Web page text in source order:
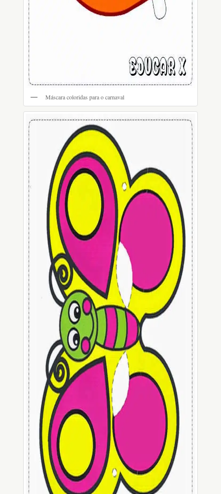
Máscara coloridas para o carnaval